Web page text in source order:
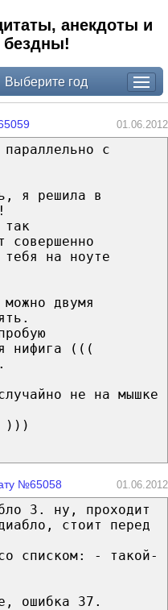
анекдоты и
бездны!
Выберите год
01.06.2012
с
я решила в
на ноуте
двумя
нифига (((
не на мышке
)))
№65058 01.06.2012
3. ну, проходит
стоит перед
списком: - такой-
ошибка 37.